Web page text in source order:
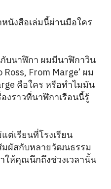
นังสือเล่มนี้ผ่านมือใคร
บนาฬิกา ผมมีนาฬิกาวิน
From Marge’ ผม
คือใคร หรือทำไมมัน
งราวที่นาฬิกาเรือนนี้รู้
ต่เรียนที่โรงเรียน
ผัสกับหลายวัฒนธรรม
ห้คุณนึกถึงช่วงเวลานั้น